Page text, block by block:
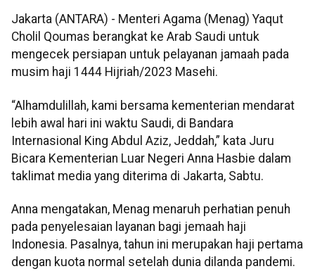
Jakarta (ANTARA) - Menteri Agama (Menag) Yaqut
Cholil Qoumas berangkat ke Arab Saudi untuk
mengecek persiapan untuk pelayanan jamaah pada
musim haji 1444 Hijriah/2023 Masehi.
“Alhamdulillah, kami bersama kementerian mendarat
lebih awal hari ini waktu Saudi, di Bandara
Internasional King Abdul Aziz, Jeddah,” kata Juru
Bicara Kementerian Luar Negeri Anna Hasbie dalam
taklimat media yang diterima di Jakarta, Sabtu.
Anna mengatakan, Menag menaruh perhatian penuh
pada penyelesaian layanan bagi jemaah haji
Indonesia. Pasalnya, tahun ini merupakan haji pertama
dengan kuota normal setelah dunia dilanda pandemi.